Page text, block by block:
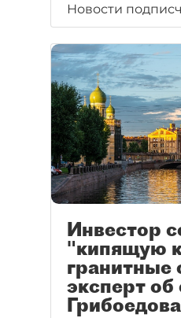
Новости
Инвестор
"кипящую
гранитные
эксперт об
Грибоедова